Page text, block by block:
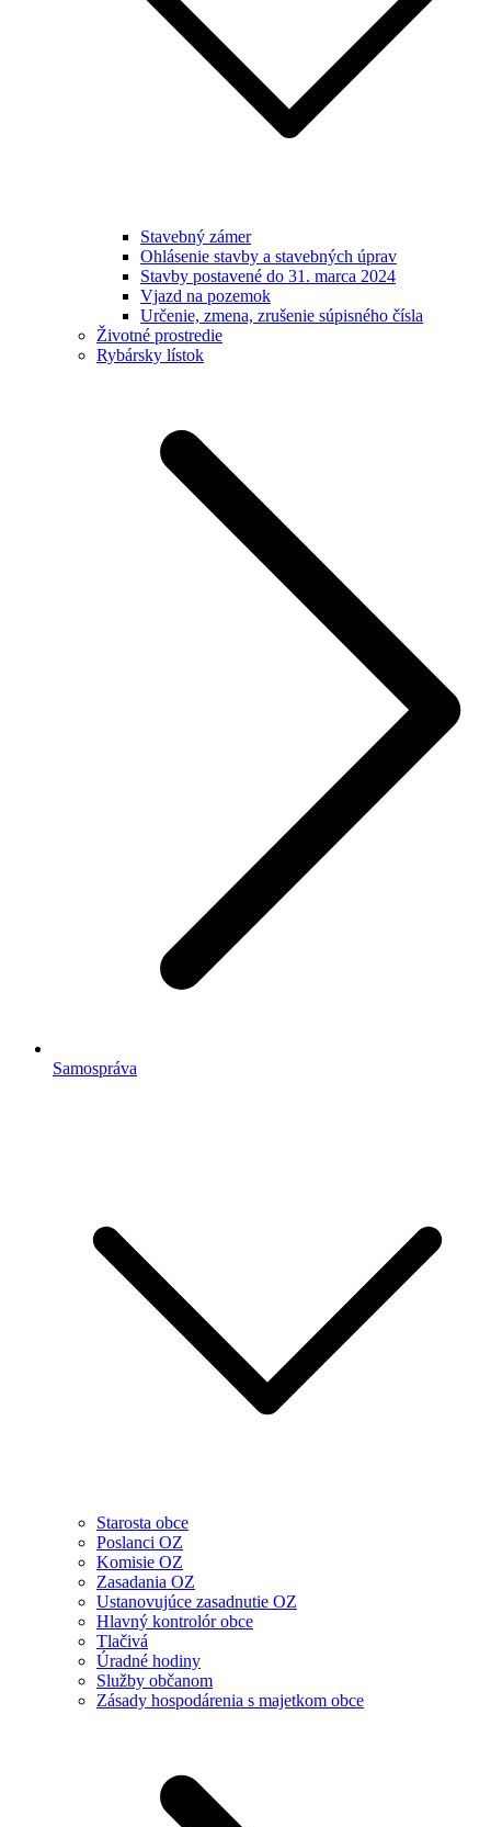
Stavebný zámer
Ohlásenie stavby a stavebných úprav
Stavby postavené do 31. marca 2024
Vjazd na pozemok
Určenie, zmena, zrušenie súpisného čísla
Životné prostredie
Rybársky lístok
Samospráva
Starosta obce
Poslanci OZ
Komisie OZ
Zasadania OZ
Ustanovujúce zasadnutie OZ
Hlavný kontrolór obce
Tlačivá
Úradné hodiny
Služby občanom
Zásady hospodárenia s majetkom obce